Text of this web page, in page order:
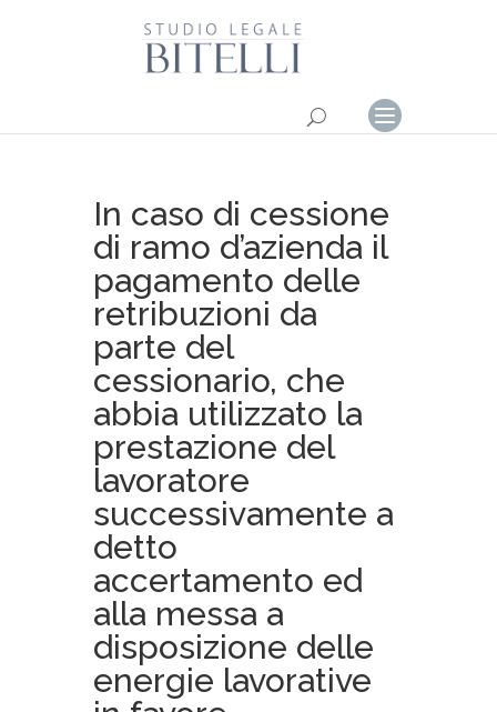
In caso di cessione
di ramo d’azienda il
pagamento delle
retribuzioni da
parte del
cessionario, che
abbia utilizzato la
prestazione del
lavoratore
successivamente a
detto
accertamento ed
alla messa a
disposizione delle
energie lavorative